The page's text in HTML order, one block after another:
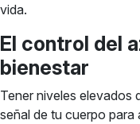
vida.
El control del
bienestar
Tener niveles elevados
señal de tu cuerpo para